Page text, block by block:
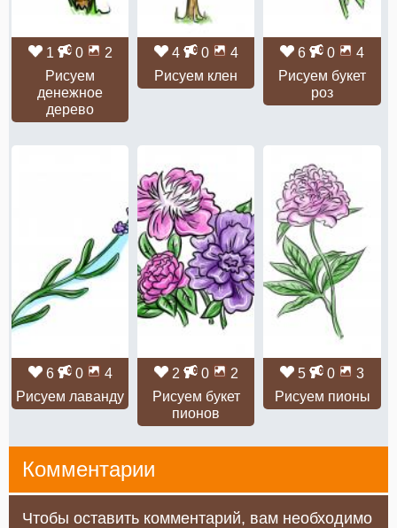
1 0
2
Рисуем
денежное
дерево
4 0
4
Рисуем клен
6 0
4
Рисуем букет
роз
6 0
4
Рисуем лаванду
2 0
2
Рисуем букет
пионов
5 0
3
Рисуем пионы
Комментарии
Чтобы оставить комментарий, вам необходимо